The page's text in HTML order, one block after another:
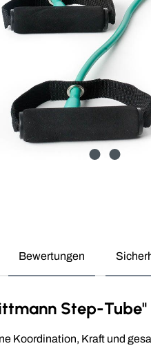
Bewertungen
Step-Tube"
Koordination, Kraft und